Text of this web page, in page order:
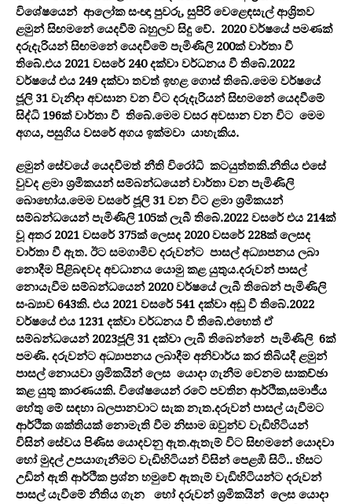
විශේෂයෙන් ආලෝක සංඥා පුවරු, සුපිරි වෙළෙඳසැල් ආශ්‍රිතව
ළමුන් සිඟමනේ යෙදවීම් බහුලව සිදු වේ. 2020 වර්ෂයේ පමණක්
දරුදැරියන් සිඟමනේ යෙදවීමේ පැමිණිලි 200ක් වාර්තා වී
තිබේ.එය 2021 වසරේ 240 දක්වා වර්ධනය වී තිබේ.2022
වර්ෂයේ එය 249 දක්වා තවත් ඉහළ ගොස් තිබේ.මෙම වර්ෂයේ
ජූලි 31 වැනිදා අවසාන වන විට දරුදැරියන් සිඟමනේ යෙදවීමේ
සිද්ධි 196ක් වාර්තා වී තිබේ.මෙම වසර අවසාන වන විට මෙම
අගය, පසුගිය වසරේ අගය ඉක්මවා යාහැකිය.
ළමුන් සේවයේ යෙදවීමත් නීති විරෝධි කටයුත්තකි.නීතිය එසේ
වුවද ළමා ශ්‍රමිකයන් සම්බන්ධයෙන් වාර්තා වන පැමිණිලි
බොහෝය.මෙම වසරේ ජූලි 31 වන විට ළමා ශ්‍රමිකයන්
සම්බන්ධයෙන් පැමිණිලි 105ක් ලැබී තිබේ.2022 වසරේ එය 214ක්
වූ අතර 2021 වසරේ 375ක් ලෙසද 2020 වසරේ 228ක් ලෙසද
වාර්තා වී ඇත. ඊට සමගාමිව දරුවන්ට පාසල් අධ්‍යාපනය ලබා
නොදීම පිළිබඳවද අවධානය යොමු කළ යුතුය.දරුවන් පාසල්
නොයැවීම සම්බන්ධයෙන් 2020 වර්ෂයේ ලැබී තිබෙන් පැමිණිලි
සංඛ්‍යාව 643කි. එය 2021 වසරේ 541 දක්වා අඩු වී තිබේ.2022
වර්ෂයේ එය 1231 දක්වා වර්ධනය වී තිබේ.එහෙත් ඒ
සම්බන්ධයෙන් 2023ජූලි 31 දක්වා ලැබී තිබෙන්නේ පැමිණිලි 6ක්
පමණි. දරුවන්ට අධ්‍යාපනය ලබාදීම අනිවාර්ය කර තිබියදී ළමුන්
පාසල් නොයවා ශ්‍රමිකයින් ලෙස යොදා ගැනීම වෙනම සාකච්ඡා
කළ යුතු කාරණයකි. විශේෂයෙන් රටේ පවතින ආර්ථික,සමාජීය
හේතු මේ සඳහා බලපානවාට සැක නැත.දරුවන් පාසල් යැවීමට
ආර්ථික ශක්තියක් නොමැති වීම නිසාම ඔවුන්ව වැඩිහිටියන්
විසින් සේවය පිණිස යොදවනු ඇත.ඇතැම් විට සිඟමනේ යොදවා
හෝ මුදල් උපයාගැනීමට වැඩිහිටියන් විසින් පෙළඹී සිටි.. හිසට
උඩින් ඇති ආර්ථික ප්‍රශ්න හමුවේ ඇතැම් වැඩිහිටියන්ට දරුවන්
පාසල් යැවීමේ නීතිය ගැන හෝ දරුවන් ශ්‍රමිකයින් ලෙස යොදා